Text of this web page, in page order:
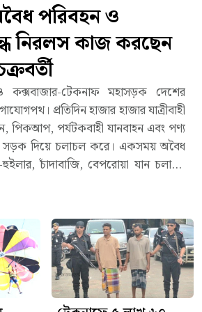
পরিবহন ও
নিরলস কাজ করছেন
ও কক্সবাজার-টেকনাফ মহাসড়ক দেশের
প্রতিদিন হাজার হাজার যাত্রীবাহী
পিকআপ, পর্যটকবাহী যানবাহন এবং পণ্য
সড়ক দিয়ে চলাচল করে। একসময় অবৈধ
চাঁদাবাজি, বেপরোয়া যান চলাচল
থানা।থানার ভারপ্রাপ্ত কর্মকর্তা (ওসি)
পরিচালিত ধারাবাহিক অভিযান, নিয়মিত
প্রয়োগের কারণে মহাসড়কে শৃঙ্খলা
জানিয়েছেন পরিবহনসংশ্লিষ্ট ব্যক্তি,
তুলনায় মহাসড়কে আইন প্রয়োগের